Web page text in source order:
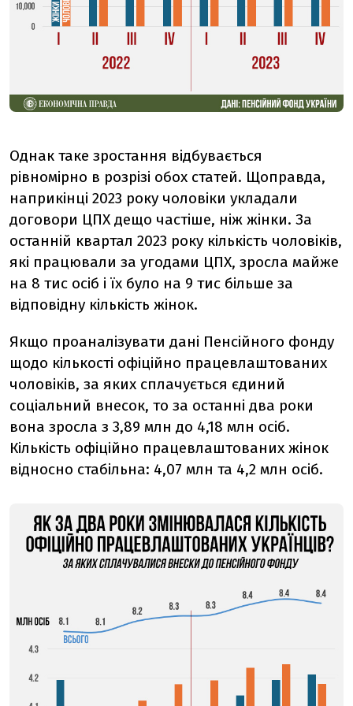
Однак таке зростання відбувається
рівномірно в розрізі обох статей. Щоправда,
наприкінці 2023 року чоловіки укладали
договори ЦПХ дещо частіше, ніж жінки. За
останній квартал 2023 року кількість чоловіків,
які працювали за угодами ЦПХ, зросла майже
на 8 тис осіб і їх було на 9 тис більше за
відповідну кількість жінок.
Якщо проаналізувати дані Пенсійного фонду
щодо кількості офіційно працевлаштованих
чоловіків, за яких сплачується єдиний
соціальний внесок, то за останні два роки
вона зросла з 3,89 млн до 4,18 млн осіб.
Кількість офіційно працевлаштованих жінок
відносно стабільна: 4,07 млн та 4,2 млн осіб.